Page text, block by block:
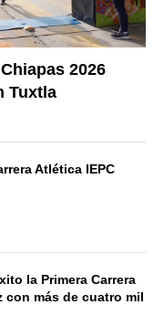
2026
Tuxtla
Atlética IEPC
la Primera Carrera
con más de cuatro mil